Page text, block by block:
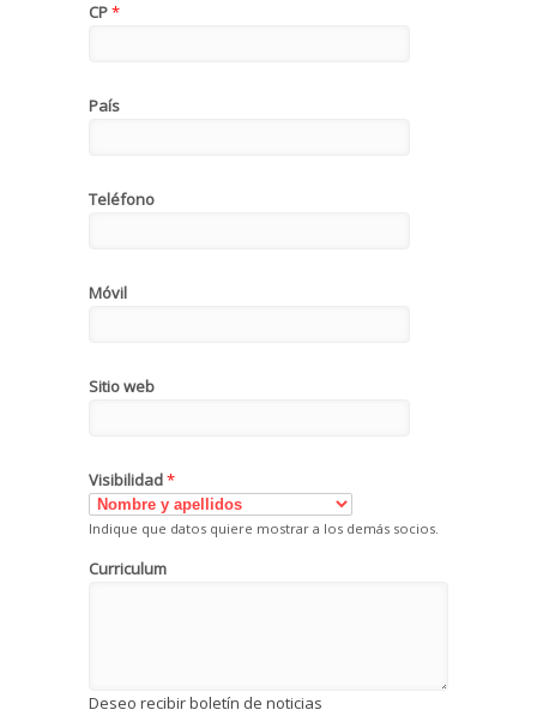
CP*
País
Teléfono
Móvil
Sitio web
Visibilidad*
Indique que datos quiere mostrar a los demás socios.
Curriculum
Deseo recibir boletín de noticias